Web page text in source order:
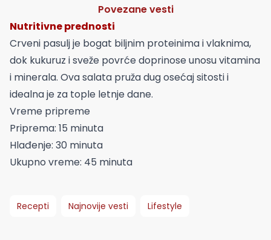
Povezane vesti
Nutritivne prednosti
Crveni pasulj je bogat biljnim proteinima i vlaknima,
dok kukuruz i sveže povrće doprinose unosu vitamina
i minerala. Ova salata pruža dug osećaj sitosti i
idealna je za tople letnje dane.
Vreme pripreme
Priprema: 15 minuta
Hlađenje: 30 minuta
Ukupno vreme: 45 minuta
Recepti Najnovije vesti Lifestyle